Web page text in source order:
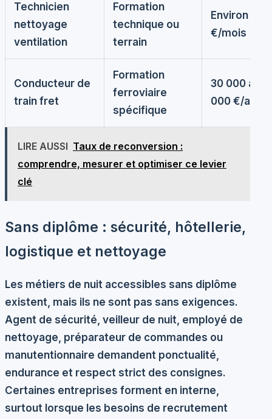
Technicien
nettoyage
ventilation
Formation
technique ou
terrain
Environ 2
€/mois
Conducteur de
train fret
Formation
ferroviaire
spécifique
30 000 à 32
000 €/an
LIRE AUSSI Taux de reconversion :
comprendre, mesurer et optimiser ce levier
clé
Sans diplôme : sécurité, hôtellerie,
logistique et nettoyage
Les métiers de nuit accessibles sans diplôme
existent, mais ils ne sont pas sans exigences.
Agent de sécurité, veilleur de nuit, employé de
nettoyage, préparateur de commandes ou
manutentionnaire demandent ponctualité,
endurance et respect strict des consignes.
Certaines entreprises forment en interne,
surtout lorsque les besoins de recrutement